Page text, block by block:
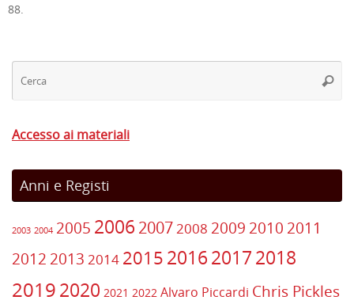
88.
Cerca
Accesso ai materiali
Anni e Registi
2003 2004 2005 2006 20072008 2009 2010 2011
2012 2013 2014 2015 201620172018
20192020 2021 2022 Alvaro Piccardi Chris Pickles